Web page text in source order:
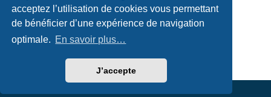
acceptez l’utilisation de cookies vous permettant
de bénéficier d’une expérience de navigation
optimale. En savoir plus…
J’accepte
Traduction française officielle©
Confidentialité